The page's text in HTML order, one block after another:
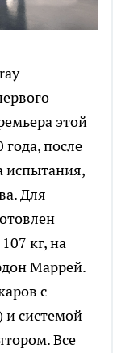
этой
после
испытания,
Для
кг, на
Маррей.
с
и системой
Все